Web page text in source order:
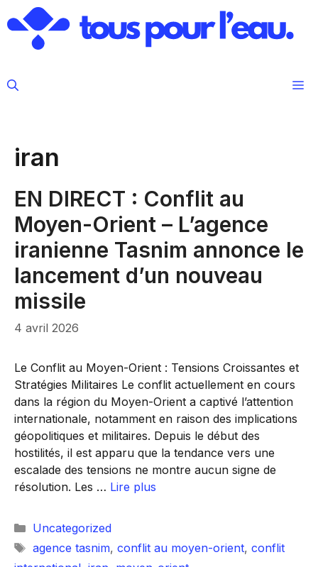
au
contenu
iran
EN DIRECT : Conflit au
Moyen-Orient – L’agence
iranienne Tasnim annonce le
lancement d’un nouveau
missile
4 avril 2026
Le Conflit au Moyen-Orient : Tensions Croissantes et
Stratégies Militaires Le conflit actuellement en cours
dans la région du Moyen-Orient a captivé l’attention
internationale, notamment en raison des implications
géopolitiques et militaires. Depuis le début des
hostilités, il est apparu que la tendance vers une
escalade des tensions ne montre aucun signe de
résolution. Les … Lire plus
Catégories
Uncategorized
Étiquettes
agence tasnim, conflit au moyen-orient, conflit